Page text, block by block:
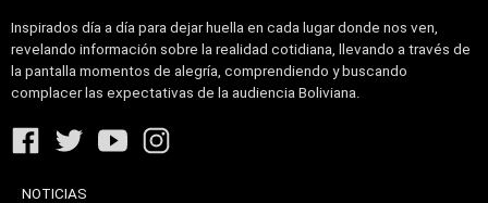
Inspirados día a día para dejar huella en cada lugar donde nos ven,
revelando información sobre la realidad cotidiana, llevando a través de
la pantalla momentos de alegría, comprendiendo y buscando
complacer las expectativas de la audiencia Boliviana.
NOTICIAS